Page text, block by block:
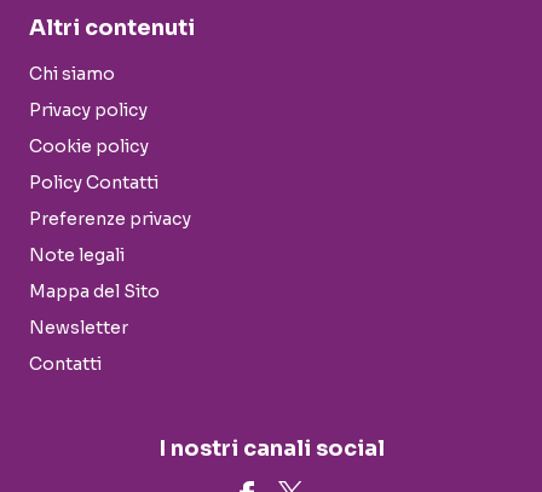
Altri contenuti
Chi siamo
Privacy policy
Cookie policy
Policy Contatti
Preferenze privacy
Note legali
Mappa del Sito
Newsletter
Contatti
I nostri canali social